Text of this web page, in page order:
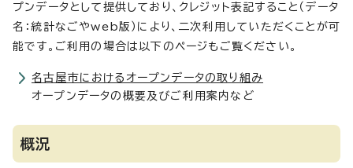
プンデータとして提供しており、クレジット表記すること（データ
名：統計なごやweb版）により、二次利用していただくことが可
能です。ご利用の場合は以下のページもご覧ください。
名古屋市におけるオープンデータの取り組み
オープンデータの概要及びご利用案内など
概況